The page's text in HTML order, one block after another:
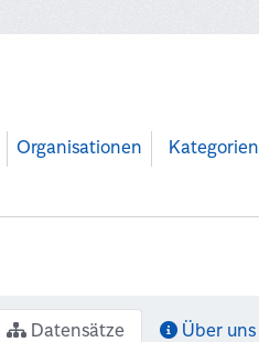
Organisationen Kategorien
Datensätze Über uns